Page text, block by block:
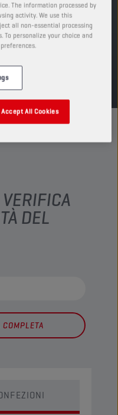
VENDITA
MSDS
DEL
The information processed by
activity. We use this
all non-essential processing
To personalize your choice and
Accept All Cookies